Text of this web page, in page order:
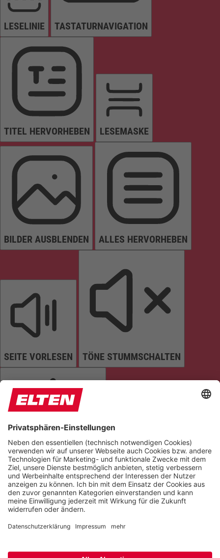
LESELINIE TASTATURNAVIGATION
TITEL HERVORHEBEN LESEMASKE
BILDER AUSBLENDEN ALLES HERVORHEBEN
SEITE VORLESEN TÖNE STUMMSCHALTEN
ANIMATIONEN STOPPEN
Einstellungen zurücksetzen